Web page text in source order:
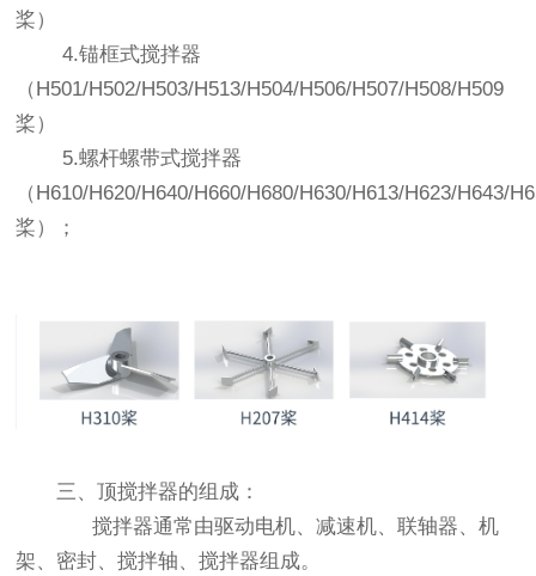
桨）
4.锚框式搅拌器
（H501/H502/H503/H513/H504/H506/H507/H508/H509
桨）
5.螺杆螺带式搅拌器
（H610/H620/H640/H660/H680/H630/H613/H623/H643/
桨）；
三、顶搅拌器的组成：
搅拌器通常由驱动电机、减速机、联轴器、机
架、密封、搅拌轴、搅拌器组成。